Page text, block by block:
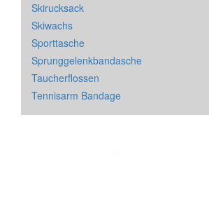
Skirucksack
Skiwachs
Sporttasche
Sprunggelenkbandasche
Taucherflossen
Tennisarm Bandage